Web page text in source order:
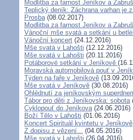
Modlitba za farnost Jeníkov a
Teplický deník: Záchrana varhan je
Prosba (08.02.2017)
Modlitba za farnost Jeníkov a
Vánoční mše svatá a setkání u
Vánoční koncert (24.12.2016)
Mše svatá v Lahošti (12.12.2016)
Mše svatá v Lahošti (20.11.2016)
Potáborové setkání v Jeníkově
Moravská automobilová pouť v
Týden na faře v Jeníkově
Mše svatá v Jeníkově (30.08.2016)
Ohlédnutí za jeníkovským
Tábor pro děti z Jeníkovska: sobota
Cyklopouť do Jeníkova (24.06.2016)
Boží Tělo v Lahošti (01.06.2016)
Koncert Spirituál kvintetu v Jeníkově
Z dopisu z vězení...
(04.05.2016)
Mše svatá v Lahošti (26.04.2016)